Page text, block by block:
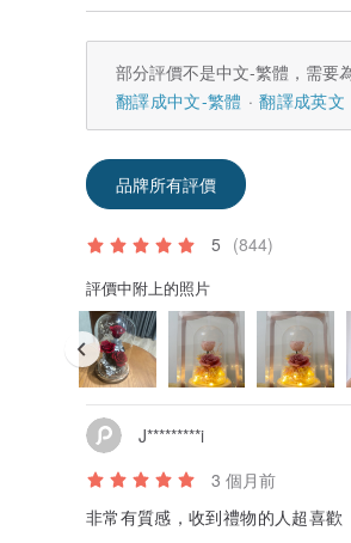
部分評價不是中文-繁體，需要
翻譯成中文-繁體
翻譯成英文
品牌所有評價
5 (844)
評價中附上的照片
J*********i
3 個月前
非常有質感，收到禮物的人超喜歡